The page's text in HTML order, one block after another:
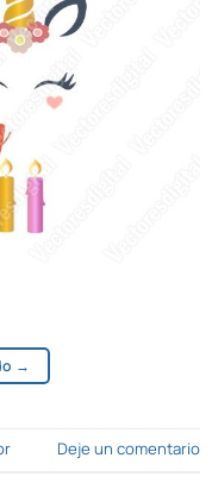
→
Deje un comentario